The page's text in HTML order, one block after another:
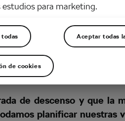
de descenso y que la
planificar nuestras
para marketing.
todas Aceptar todas
de cookies